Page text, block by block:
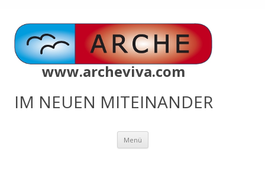
www.archeviva.com
IM NEUEN MITEINANDER
Menü Zum
springen